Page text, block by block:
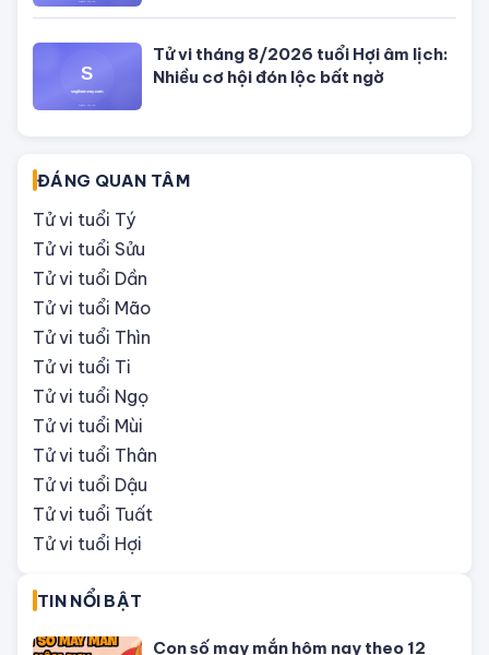
Tử vi 12 cung hoàng đạo Thứ Sáu
ngày 31/7/2026: Song Tử tràn đầy
hôm nay ngày 31/7/2026: Tuổi Tỵ
ĐÁNG QUAN TÂM
Tử vi tuổi Tý